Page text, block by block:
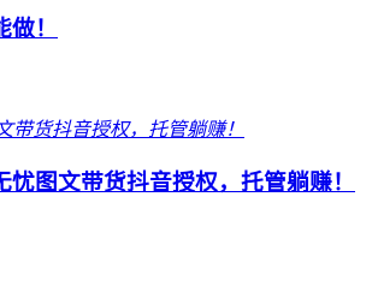
！
图文带货抖音授权，托管躺赚！